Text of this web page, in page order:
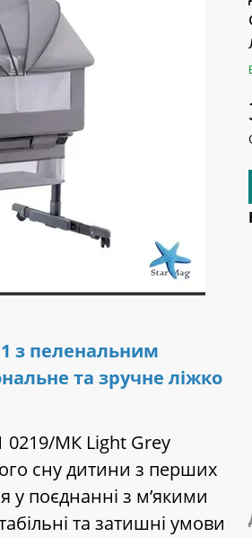
з пеленальним
та зручне ліжко
0219/МК Light Grey
сну дитини з перших
у поєднанні з м’якими
та затишні умови